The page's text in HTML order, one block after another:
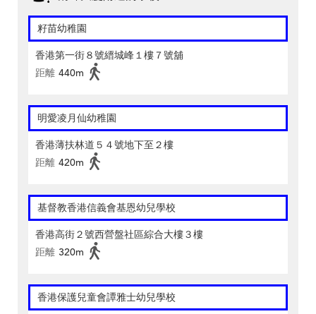
籽苗幼稚園
香港第一街８號縉城峰１樓７號舖
距離 440m
明愛凌月仙幼稚園
香港薄扶林道５４號地下至２樓
距離 420m
基督教香港信義會基恩幼兒學校
香港高街２號西營盤社區綜合大樓３樓
距離 320m
香港保護兒童會譚雅士幼兒學校